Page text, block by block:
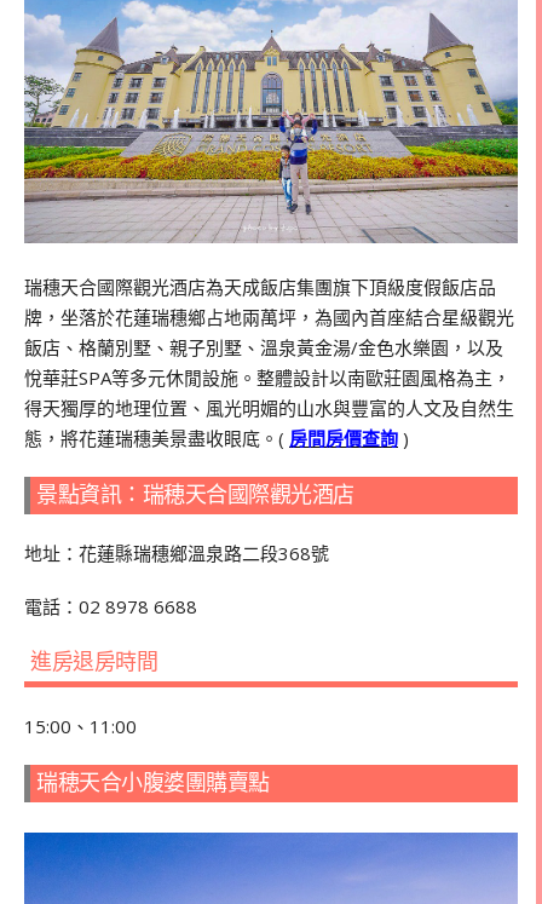
瑞穗天合國際觀光酒店為天成飯店集團旗下頂級度假飯店品
牌，坐落於花蓮瑞穗鄉占地兩萬坪，為國內首座結合星級觀光
飯店、格蘭別墅、親子別墅、溫泉黃金湯/金色水樂園，以及
悅華莊SPA等多元休閒設施。整體設計以南歐莊園風格為主，
得天獨厚的地理位置、風光明媚的山水與豐富的人文及自然生
態，將花蓮瑞穗美景盡收眼底。( 房間房價查詢 )
景點資訊：瑞穂天合國際觀光酒店
地址：花蓮縣瑞穗鄉溫泉路二段368號
電話：02 8978 6688
進房退房時間
15:00、11:00
瑞穂天合小腹婆團購賣點